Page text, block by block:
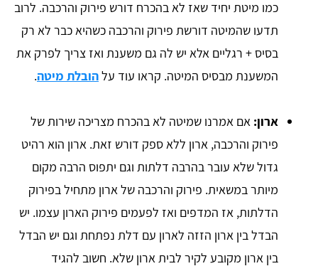
כמו מיטת יחיד שאז לא בהכרח דורש פירוק והרכבה. לרוב
תדעו שהמיטה דורשת פירוק והרכבה כשהיא כבר לא רק
בסיס + רגליים אלא יש לה גם משענת ואז צריך לפרק את
המשענת מבסיס המיטה. קראו עוד עלהובלת מיטה.
ארון: אם אמרנו שמיטה לא בהכרח מצריכה שירות של
פירוק והרכבה, ארון ללא ספק דורש זאת. ארון הוא רהיט
גדול שלא עובר בהרבה דלתות וגם יתפוס הרבה מקום
מיותר במשאית. פירוק והרכבה של ארון מתחיל בפירוק
הדלתות, אז המדפים ואז לפעמים פירוק הארון עצמו. יש
הבדל בין ארון הזזה לארון עם דלת נפתחת וגם יש הבדל
בין ארון מקובע לקיר לבית ארון שלא. חשוב להגיד